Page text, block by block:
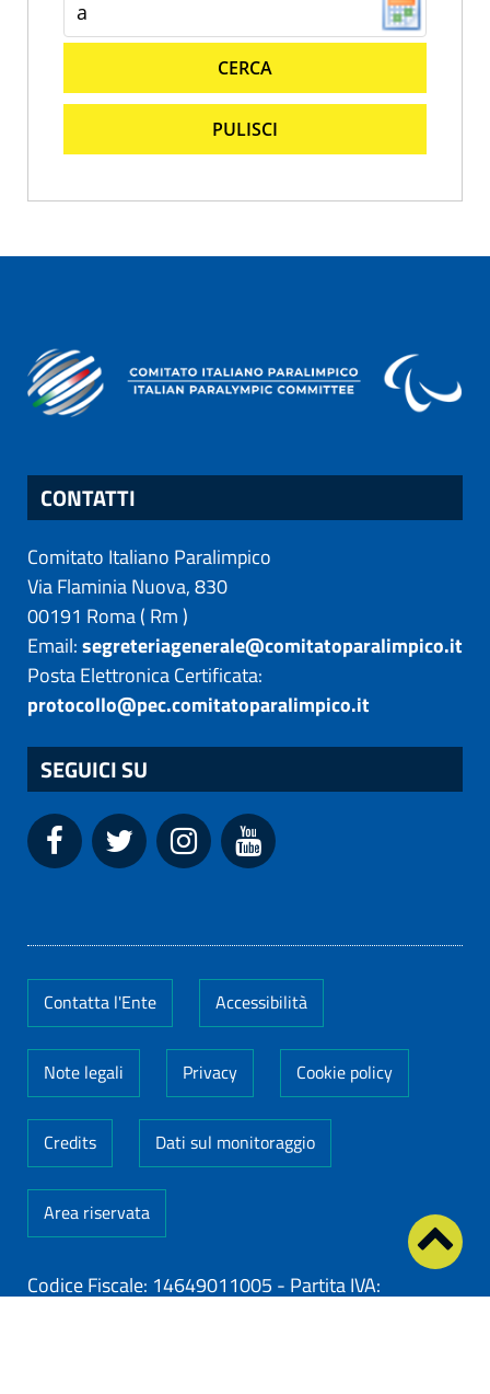
CERCA
PULISCI
CONTATTI
Comitato Italiano Paralimpico
Via Flaminia Nuova, 830
00191 Roma( Rm)
Email:segreteriagenerale@comitatoparalimpico.it
Posta Elettronica Certificata:
protocollo@pec.comitatoparalimpico.it
SEGUICI SU
Contatta l'Ente Accessibilità
Note legali Privacy Cookie policy
Credits Dati sul monitoraggio
Area riservata
Codice Fiscale: 14649011005 - Partita IVA: